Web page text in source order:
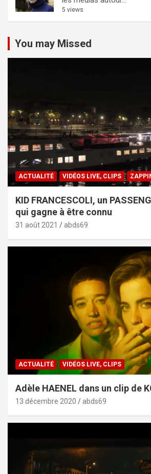
5 views
You may Missed
ACTUALITÉ VIDÉOS LIVE, CLIPS
KID FRANCESCOLI, un
qui gagne à être connu
31 août 2021 abds69
ACTUALITÉ VIDÉOS LIVE, CLIPS
Adèle HAENEL dans un clip de
13 décembre 2020 abds69